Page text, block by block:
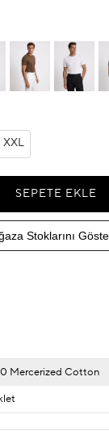
XXL
Stoklarını
Mercerized Cotton